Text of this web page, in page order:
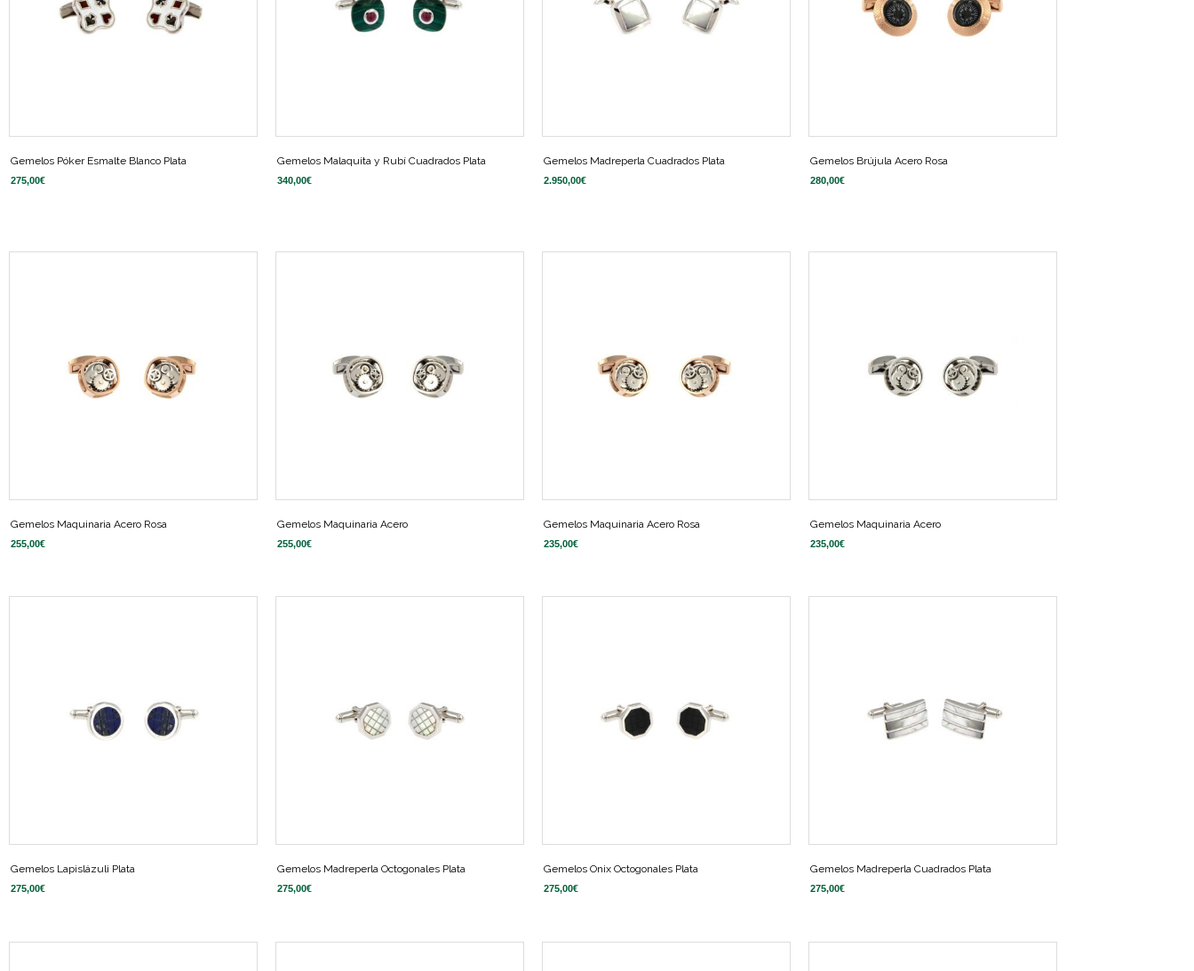
Gemelos Póker Esmalte Blanco Plata
275,00€
Gemelos Malaquita y Rubí Cuadrados Plata
340,00€
Gemelos Madreperla Cuadrados Plata
2.950,00€
Gemelos Brújula Acero Rosa
280,00€
Gemelos Maquinaria Acero Rosa
255,00€
Gemelos Maquinaria Acero
255,00€
Gemelos Maquinaria Acero Rosa
235,00€
Gemelos Maquinaria Acero
235,00€
Gemelos Lapislázuli Plata
275,00€
Gemelos Madreperla Octogonales Plata
275,00€
Gemelos Onix Octogonales Plata
275,00€
Gemelos Madreperla Cuadrados Plata
275,00€